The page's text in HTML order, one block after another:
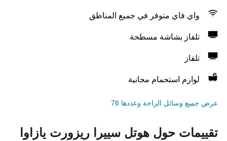
واي فاي متوفر في جميع المناطق
تلفاز بشاشة مسطحة
تلفاز
لوازم استحمام مجانية
عرض جميع وسائل الراحة وعددها 76
تقييمات حول هوتل سييرا ريزورت يازاوا